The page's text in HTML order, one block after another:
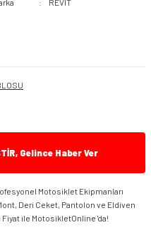
REVIT
Gelince Haber Ver
Motosiklet Ekipmanları
Deri Ceket, Pantolon ve Eldiven
ile MotosikletOnline 'da!